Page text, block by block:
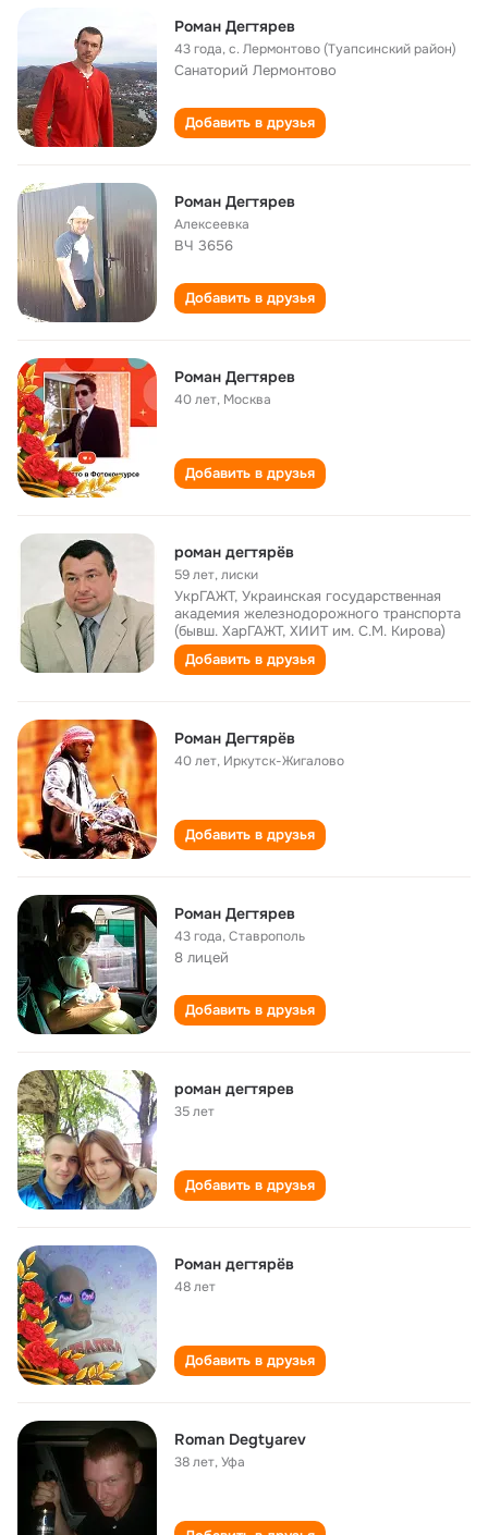
Роман Дегтярев
43 года,с. Лермонтово (Туапсинский район)
Санаторий Лермонтово
Добавить в друзья
Роман Дегтярев
Алексеевка
ВЧ 3656
Добавить в друзья
Роман Дегтярев
40 лет, Москва
Добавить в друзья
роман дегтярёв
59 лет,лиски
УкрГАЖТ, Украинская государственная
академия железнодорожного транспорта
(бывш. ХарГАЖТ, ХИИТ им. С.М. Кирова)
Добавить в друзья
Роман Дегтярёв
40 лет, Иркутск-Жигалово
Добавить в друзья
Роман Дегтярев
43 года,Ставрополь
8 лицей
Добавить в друзья
роман дегтярев
35 лет
Добавить в друзья
Роман дегтярёв
48 лет
Добавить в друзья
Roman Degtyarev
38 лет,Уфа